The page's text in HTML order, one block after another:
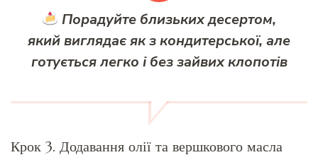
Порадуйте близьких десертом,
який виглядає як з кондитерської, але
готується легко і без зайвих клопотів
Крок 3. Додавання олії та вершкового масла